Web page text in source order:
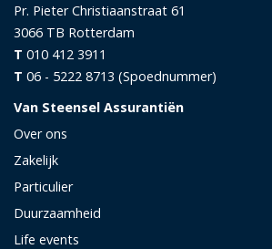
Pr. Pieter Christiaanstraat 61
3066 TB Rotterdam
T 010 412 3911
T 06 - 5222 8713 (Spoednummer)
Van Steensel Assurantiën
Over ons
Zakelijk
Particulier
Duurzaamheid
Life events